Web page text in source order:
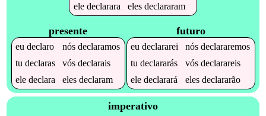
ele declarara eles declararam
presente
eudeclaro nósdeclaramos
tudeclaras vósdeclarais
eledeclara elesdeclaram
futuro
eudeclararei nósdeclararemos
tudeclararás vósdeclarareis
eledeclarará elesdeclararão
imperativo